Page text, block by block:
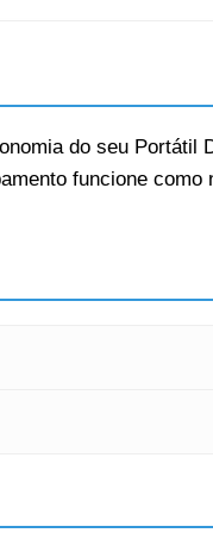
do seu Portátil
funcione como